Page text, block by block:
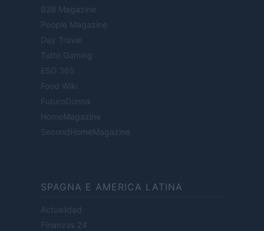
B2B Magazine
People Magazine
Day Travel
Tutto Gaming
ESG 365
Food Wiki
FuturoDonna
HomeMagazine
SecondHomeMagazine
SPAGNA E AMERICA LATINA
Actualidad
Finanzas 24